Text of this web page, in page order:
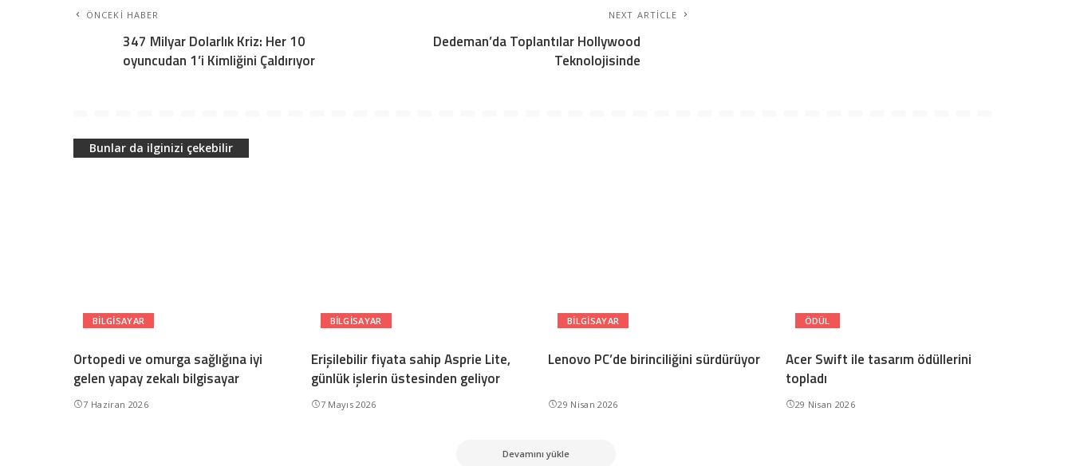
ÖNCEKI HABER
347 Milyar Dolarlık Kriz: Her 10
oyuncudan 1’i Kimliğini Çaldırıyor
NEXT ARTICLE
Dedeman’da Toplantılar Hollywood
Teknolojisinde
Bunlar da ilginizi çekebilir
BILGISAYAR
Ortopedi ve omurga sağlığına iyi
gelen yapay zekalı bilgisayar
7 Haziran 2026
BILGISAYAR
Erişilebilir fiyata sahip Asprie Lite,
günlük işlerin üstesinden geliyor
7 Mayıs 2026
BILGISAYAR
Lenovo PC’de birinciliğini sürdürüyor
29 Nisan 2026
ÖDÜL
Acer Swift ile tasarım ödüllerini
topladı
29 Nisan 2026
Devamını yükle